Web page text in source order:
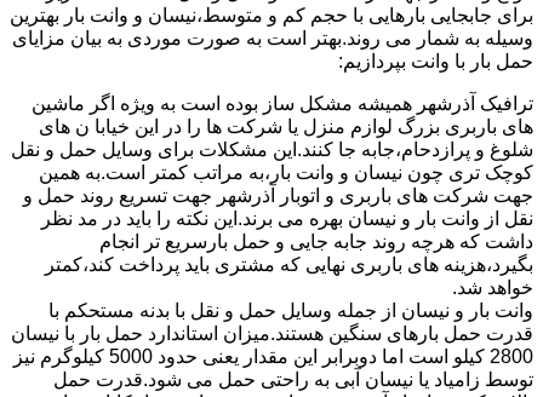
برای جابجایی بارهایی با حجم کم و متوسط،نیسان و وانت بار بهترین
وسیله به شمار می روند.بهتر است به صورت موردی به بیان مزایای
حمل بار با وانت بپردازیم:
ترافیک آذرشهر همیشه مشکل ساز بوده است به ویژه اگر ماشین
های باربری بزرگ لوازم منزل یا شرکت ها را در این خیابا ن های
شلوغ و پرازدحام،جابه جا کنند.این مشکلات برای وسایل حمل و نقل
کوچک تری چون نیسان و وانت بار،به مراتب کمتر است.به همین
جهت شرکت های باربری و اتوبار آذرشهر جهت تسریع روند حمل و
نقل از وانت بار و نیسان بهره می برند.این نکته را باید در مد نظر
داشت که هرچه روند جابه جایی و حمل بارسریع تر انجام
بگیرد،هزینه های باربری نهایی که مشتری باید پرداخت کند،کمتر
خواهد شد.
وانت بار و نیسان از جمله وسایل حمل و نقل با بدنه مستحکم با
قدرت حمل بارهای سنگین هستند.میزان استاندارد حمل بار با نیسان
2800 کیلو است اما دوبرابر این مقدار یعنی حدود 5000 کیلوگرم نیز
توسط زامیاد یا نیسان آبی به راحتی حمل می شود.قدرت حمل